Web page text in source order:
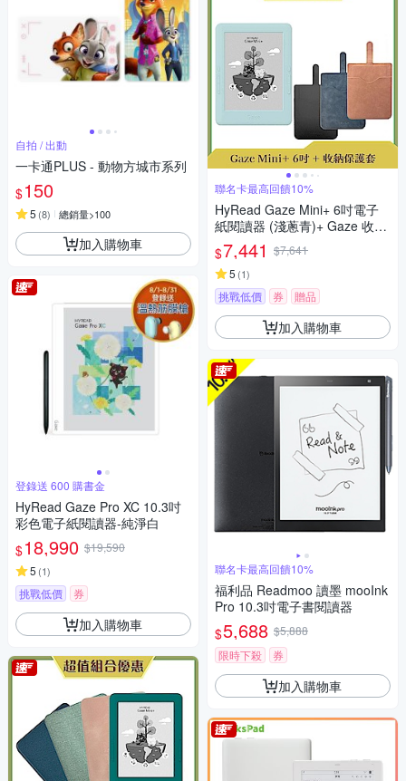
自拍 / 出動
一卡通PLUS - 動物方城市系列
$150
5 (8) 總銷量>100
加入購物車
登錄送 600 購書金
HyRead Gaze Pro XC 10.3吋
彩色電子紙閱讀器-純淨白
$18,990 $19,590
5 (1)
挑戰低價 券
加入購物車
聯名卡最高回饋10%
HyRead Gaze Mini+ 6吋電子
紙閱讀器 (淺蔥青)+ Gaze 收納
保護套 (組合)
$7,441 $7,641
5 (1)
挑戰低價 券 贈品
加入購物車
聯名卡最高回饋10%
福利品 Readmoo 讀墨 mooInk
Pro 10.3吋電子書閱讀器
$5,688 $5,888
限時下殺
券
加入購物車